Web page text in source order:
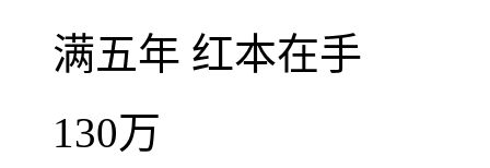
满五年 红本在手
130万